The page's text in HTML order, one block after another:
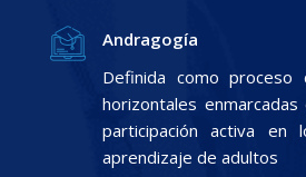
Andragogía
Definida como proceso
horizontales
participación activa en
aprendizaje de adultos